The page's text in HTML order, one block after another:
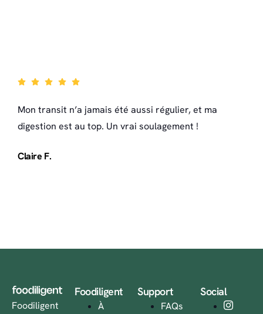
Mon transit n’a jamais été aussi régulier, et ma
digestion est au top. Un vrai soulagement !
Claire F.
Foodiligent
Foodiligent
À
Support
FAQs
Social